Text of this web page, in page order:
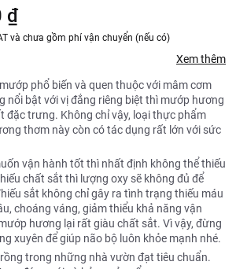
₫
và chưa gồm phí vận chuyển (nếu có)
Xem thêm
phổ biến và quen thuộc với mâm cơm
nổi bật với vị đắng riêng biệt thì mướp hương
đặc trưng. Không chỉ vậy, loại thực phẩm
thơm này còn có tác dụng rất lớn với sức
vận hành tốt thì nhất định không thể thiếu
chất sắt thì lượng oxy sẽ không đủ để
sắt không chỉ gây ra tình trạng thiếu máu
choáng váng, giảm thiểu khả năng vận
hương lại rất giàu chất sắt. Vì vậy, đừng
xuyên để giúp não bộ luôn khỏe mạnh nhé.
trong những nhà vườn đạt tiêu chuẩn.